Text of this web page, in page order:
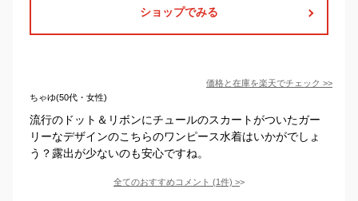
ショップでみる
価格と在庫を楽天でチェック >>
ちゃゆ(50代・女性)
流行のドット＆リボンにチュールのスカートがついたガー
リーなデザインのこちらのワンピース水着はいかがでしょ
う？露出が少ないのも安心ですね。
全てのおすすめコメント (1件) >